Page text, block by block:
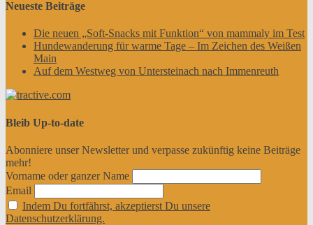
Neueste Beiträge
Die neuen „Soft-Snacks mit Funktion“ von mammaly im Test
Hundewanderung für warme Tage – Im Zeichen des Weißen
Main
Auf dem Westweg von Untersteinach nach Immenreuth
Bleib Up-to-date
Abonniere unser Newsletter und verpasse zukünftig keine Beiträge
mehr!
Vorname oder ganzer Name
Email
Indem Du fortfährst, akzeptierst Du unsere
Datenschutzerklärung.